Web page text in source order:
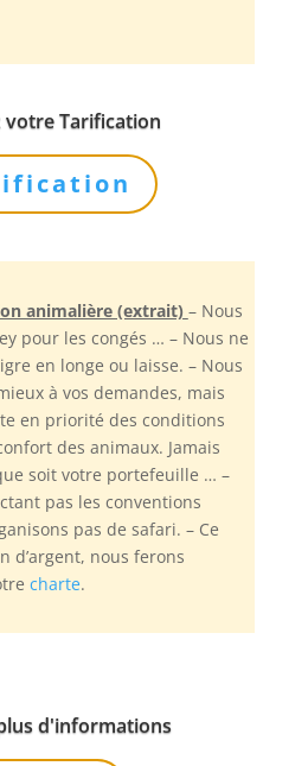
votre Tarification
animalière (extrait) – Nous
pour les congés … – Nous ne
en longe ou laisse. – Nous
à vos demandes, mais
en priorité des conditions
des animaux. Jamais
soit votre portefeuille … –
pas les conventions
pas de safari. – Ce
d’argent, nous ferons
charte.
d'informations